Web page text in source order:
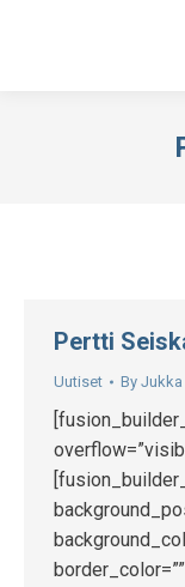
Pertti
Uutiset By Jukka